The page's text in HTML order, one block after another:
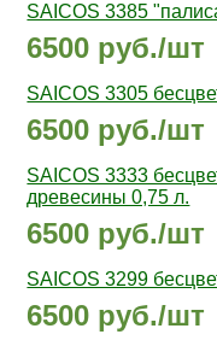
SAICOS 3385
6500 руб./шт
SAICOS 3305
6500 руб./шт
SAICOS 3333
древесины 0,75 л.
6500 руб./шт
SAICOS 3299
6500 руб./шт